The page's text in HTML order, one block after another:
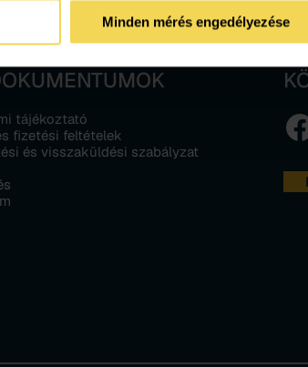
Minden mérés engedélyezése
tájékoztató
fizetési feltételek
és visszaküldési szabályzat
Facebook